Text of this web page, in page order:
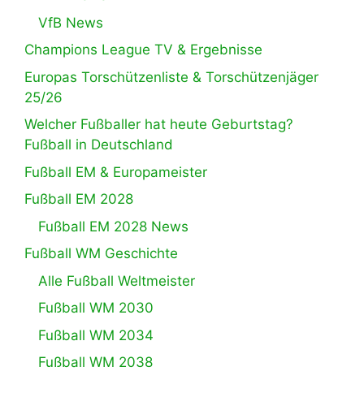
VfB News
Champions League TV & Ergebnisse
Europas Torschützenliste & Torschützenjäger
25/26
Welcher Fußballer hat heute Geburtstag?
Fußball in Deutschland
Fußball EM & Europameister
Fußball EM 2028
Fußball EM 2028 News
Fußball WM Geschichte
Alle Fußball Weltmeister
Fußball WM 2030
Fußball WM 2034
Fußball WM 2038